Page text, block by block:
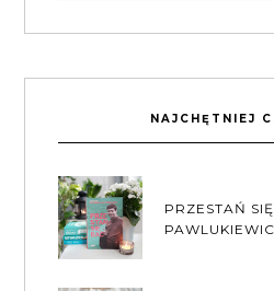
NAJCHĘTNIEJ
PRZESTAŃ